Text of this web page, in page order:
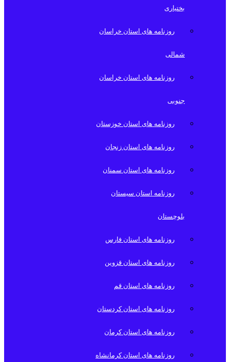
بختیاری
روزنامه های استان خراسان
شمالی
روزنامه های استان خراسان
جنوبی
روزنامه های استان خوزستان
روزنامه های استان زنجان
روزنامه های استان سمنان
روزنامه استان سیستان
بلوچستان
روزنامه های استان فارس
روزنامه های استان قزوین
روزنامه های استان قم
روزنامه های استان کردستان
روزنامه های استان کرمان
روزنامه های استان کرمانشاه